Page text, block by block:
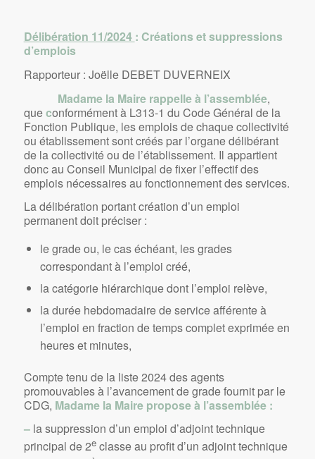
Délibération 11/2024 : Créations et suppressions
d’emplois
Rapporteur : Joëlle DEBET DUVERNEIX
Madame la Maire rappelle à l’assemblée,
queconformément à L313-1 du Code Général de la
Fonction Publique, les emplois de chaque collectivité
ou établissement sont créés par l’organe délibérant
de la collectivité ou de l’établissement. Il appartient
donc au Conseil Municipal de fixer l’effectif des
emplois nécessaires au fonctionnement des services.
La délibération portant création d’un emploi
permanent doit préciser :
le grade ou, le cas échéant, les grades
correspondant à l’emploi créé,
la catégorie hiérarchique dont l’emploi relève,
la durée hebdomadaire de service afférente à
l’emploi en fraction de temps complet exprimée en
heures et minutes,
Compte tenu de la liste 2024 des agents
promouvables à l’avancement de grade fournit par le
CDG, Madame la Maire propose à l’assemblée :
– la suppression d’un emploi d’adjoint technique
principal de 2eclasse au profit d’un adjoint technique